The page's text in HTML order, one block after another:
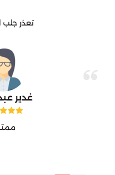
تعذر جلب
غدير